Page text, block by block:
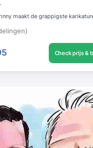
maakt de grappigste
Check prijs &